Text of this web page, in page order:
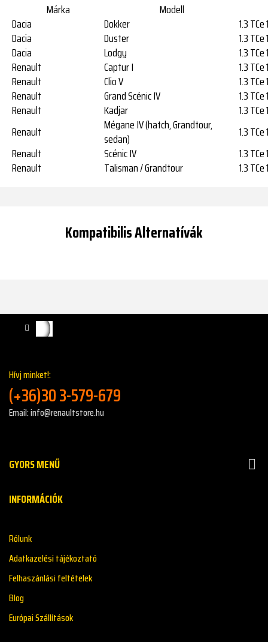
Márka
Modell
Dacia
Dokker
1.3
Dacia
Duster
1.3
Dacia
Lodgy
1.3
Renault
Captur I
1.3
Renault
Clio V
1.3 TCe
Renault
Grand Scénic IV
1.3 TCe
Renault
Kadjar
1.3
Renault
Mégane IV (hatch, Grandtour,
sedan)
1.3
Renault
Scénic IV
1.3 TCe
Renault
Talisman / Grandtour 1.3 TCe
Kompatibilis Alternatívák
Hívj minket!:
(+36)30 3-579-679
Email: info@renaultstore.hu
GYORS MENŰ 
INFORMÁCIÓK
Rólunk
Adatkazelési tájékoztató
Felhaszánlási feltételek
Blog
Európai Szállítások